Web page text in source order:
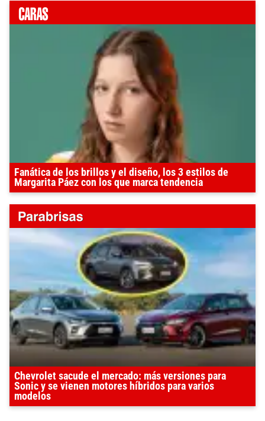
Fanática de los brillos y el diseño, los 3 estilos de
Margarita Páez con los que marca tendencia
Chevrolet sacude el mercado: más versiones para
Sonic y se vienen motores híbridos para varios
modelos